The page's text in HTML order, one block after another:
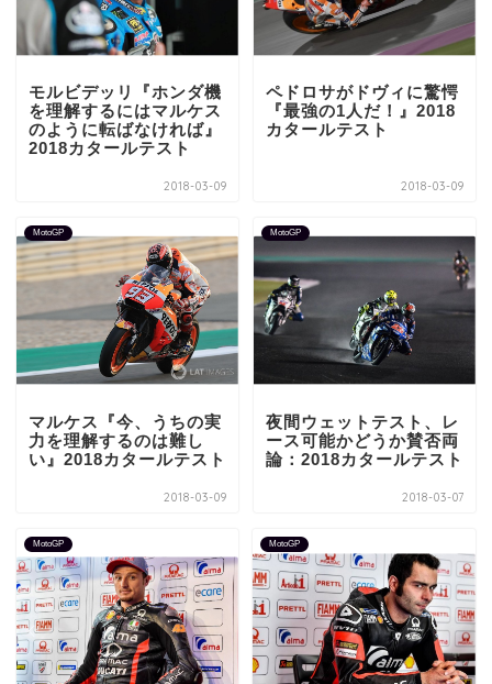
モルビデッリ『ホンダ機
を理解するにはマルケス
のように転ばなければ』
2018カタールテスト
2018-03-09
ペドロサがドヴィに驚愕
『最強の1人だ！』2018
カタールテスト
2018-03-09
MotoGP
マルケス『今、うちの実
力を理解するのは難し
い』2018カタールテスト
2018-03-09
MotoGP
夜間ウェットテスト、レ
ース可能かどうか賛否両
論：2018カタールテスト
2018-03-07
MotoGP MotoGP